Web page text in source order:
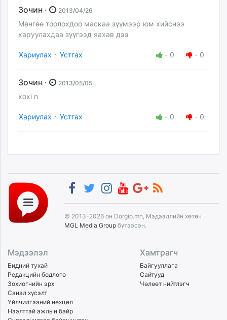
Зочин · 2013/04/26
Мөнгөө тоолохдоо маскаа зүүмээр юм хийснээ
харуулахдаа зүүгээд яахав дээ
Хариулах · Устгах - 0 - 0
Зочин · 2013/05/05
xoxi n
Хариулах · Устгах - 0 - 0
© 2013-2026 он Dorgio.mn, Мэдээллийн хөтөч
MGL Media Group бүтээсэн.
Мэдээлэл
Бидний тухай
Редакцийн бодлого
Зохиогчийн эрх
Санал хүсэлт
Үйлчилгээний нөхцөл
Нээлттэй ажлын байр
Хамтрагч
Байгууллага
Сайтууд
Чөлөөт нийтлэгч